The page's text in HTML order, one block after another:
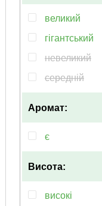
зелений
кремовий
рiзнобарвний
бузковий
фіолетовий
чорний
великий
гігантський
невеликий
середній
Аромат:
є
Висота:
високі